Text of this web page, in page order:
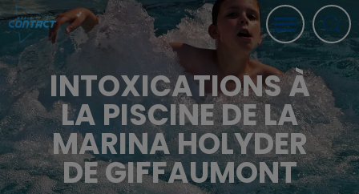
INTOXICATIONS À
LA PISCINE DE LA
MARINA HOLYDER
DE GIFFAUMONT